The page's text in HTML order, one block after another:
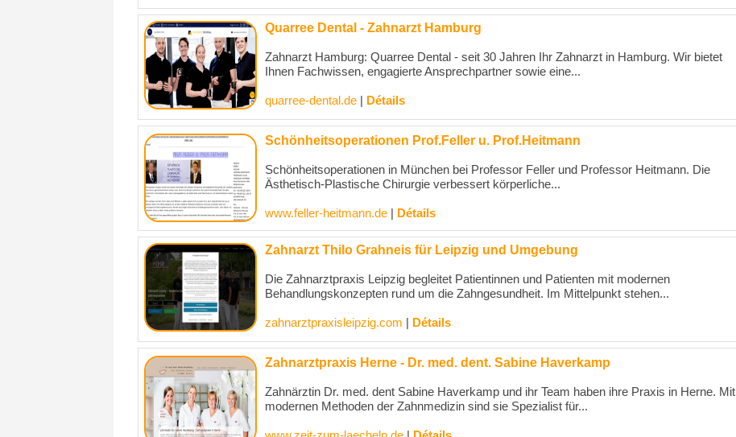
Quarree Dental - Zahnarzt Hamburg
Zahnarzt Hamburg: Quarree Dental - seit 30 Jahren Ihr Zahnarzt in Hamburg. Wir bietet
Ihnen Fachwissen, engagierte Ansprechpartner sowie eine...
quarree-dental.de Détails
Schönheitsoperationen Prof.Feller u. Prof.Heitmann
Schönheitsoperationen in München bei Professor Feller und Professor Heitmann. Die
Ästhetisch-Plastische Chirurgie verbessert körperliche...
www.feller-heitmann.de Détails
Zahnarzt Thilo Grahneis für Leipzig und Umgebung
Die Zahnarztpraxis Leipzig begleitet Patientinnen und Patienten mit modernen
Behandlungskonzepten rund um die Zahngesundheit. Im Mittelpunkt stehen...
zahnarztpraxisleipzig.com Détails
Zahnarztpraxis Herne - Dr. med. dent. Sabine Haverkamp
Zahnärztin Dr. med. dent Sabine Haverkamp und ihr Team haben ihre Praxis in Herne. Mit
modernen Methoden der Zahnmedizin sind sie Spezialist für...